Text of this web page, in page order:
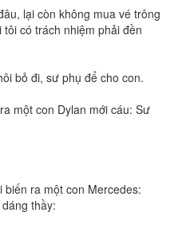
lại còn không mua vé trông
có trách nhiệm phải đền
bỏ đi, sư phụ để cho con.
một con Dylan mới cáu: Sư
biến ra một con Mercedes:
thầy: